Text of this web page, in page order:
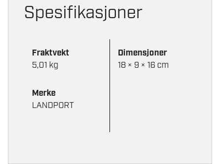
Spesifikasjoner
Fraktvekt
5,01 kg
Dimensjoner
18 × 9 × 16 cm
Merke
LANDPORT